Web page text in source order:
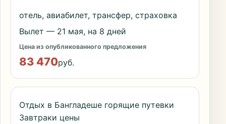
отель, авиабилет, трансфер, страховка
Вылет — 21 мая, на 8 дней
Цена из опубликованного предложения
83 470руб.
Отдых в Бангладеше горящие путевки
Завтраки цены